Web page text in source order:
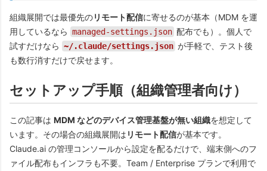
組織展開では最優先のリモート配信に寄せるのが基本（MDM を運
用しているなら managed-settings.json 配布でも）。個人で
試すだけなら ~/.claude/settings.json が手軽で、テスト後
も数行消すだけで戻せます。
セットアップ手順（組織管理者向け）
この記事は MDM などのデバイス管理基盤が無い組織を想定して
います。その場合の組織展開は リモート配信が基本です。
Claude.ai の管理コンソールから設定を配るだけで、端末側へのフ
ァイル配布もインフラも不要。Team / Enterprise プランで利用で